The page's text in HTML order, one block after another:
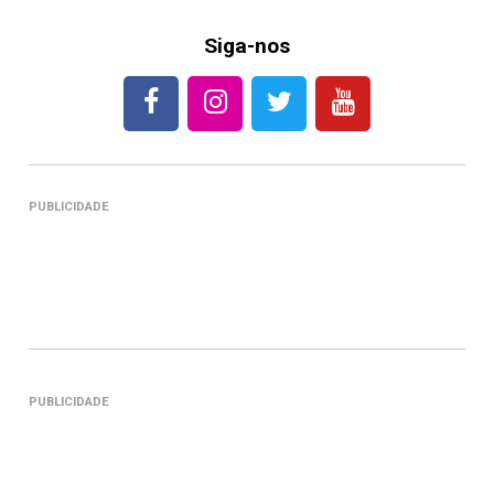
Siga-nos
PUBLICIDADE
PUBLICIDADE